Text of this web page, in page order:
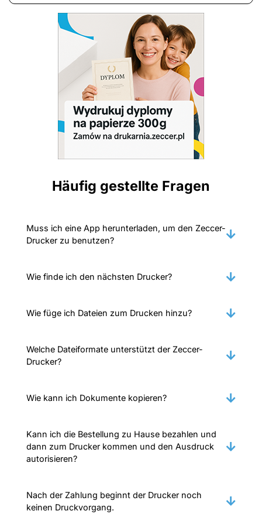
Häufig gestellte Fragen
Muss ich eine App herunterladen, um den Zeccer-
Drucker zu benutzen?
Wie finde ich den nächsten Drucker?
Wie füge ich Dateien zum Drucken hinzu?
Welche Dateiformate unterstützt der Zeccer-
Drucker?
Wie kann ich Dokumente kopieren?
Kann ich die Bestellung zu Hause bezahlen und
dann zum Drucker kommen und den Ausdruck
autorisieren?
Nach der Zahlung beginnt der Drucker noch
keinen Druckvorgang.